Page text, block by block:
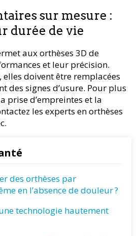
sur mesure :
durée de vie
aux orthèses 3D de
et leur précision.
doivent être remplacées
des signes d’usure. Pour plus
prise d’empreintes et la
les experts en orthèses
des orthèses par
en l’absence de douleur ?
technologie hautement